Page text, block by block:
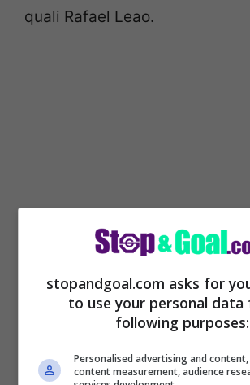
quali Rafael Leao.
Il portoghese, però, dopo la
Torino è stato bersagliato da
sua esclusione nel match di
stopandgoal.com asks for
to use your personal
following purposes:
Personalised advertising and
content measurement, audience